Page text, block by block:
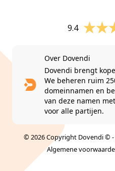
9.4
Over Dovendi
Dovendi brengt
We beheren ruim
domeinnamen en
van deze namen
voor alle partijen.
© 2026 Copyright Dovendi ©
Algemene